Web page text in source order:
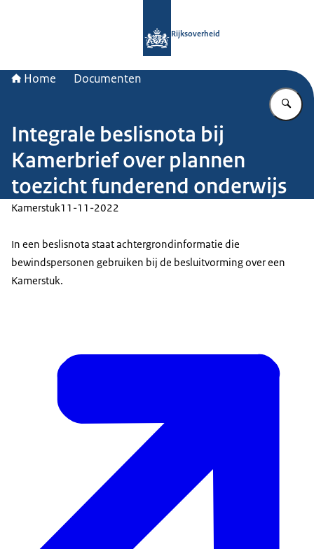
Rijksoverheid
Home Documenten
Integrale beslisnota bij
Kamerbrief over plannen
toezicht funderend onderwijs
Kamerstuk11-11-2022
In een beslisnota staat achtergrondinformatie die
bewindspersonen gebruiken bij de besluitvorming over een
Kamerstuk.